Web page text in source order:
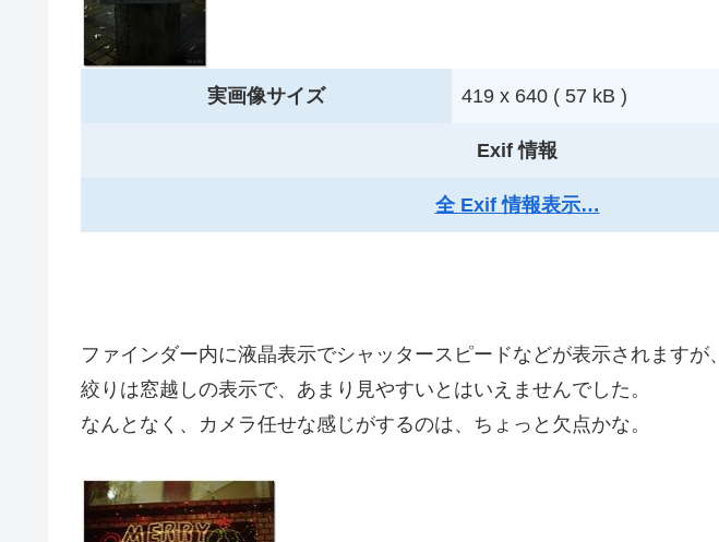
実画像サイズ 419 x 640 ( 57 kB )
Exif 情報
全 Exif 情報表示…
ファインダー内に液晶表示でシャッタースピードなどが表示されますが、
絞りは窓越しの表示で、あまり見やすいとはいえませんでした。
なんとなく、カメラ任せな感じがするのは、ちょっと欠点かな。